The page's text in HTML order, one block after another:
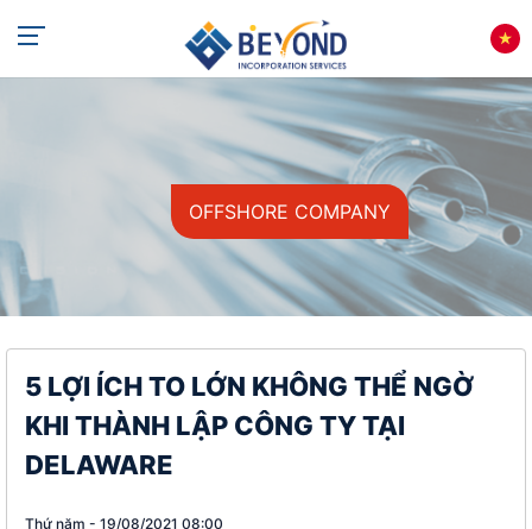
OFFSHORE COMPANY
5 LỢI ÍCH TO LỚN KHÔNG THỂ NGỜ
KHI THÀNH LẬP CÔNG TY TẠI
DELAWARE
Thứ năm - 19/08/2021 08:00